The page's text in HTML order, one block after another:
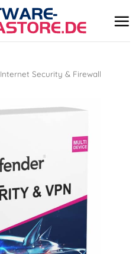
Internet Security & Firewall